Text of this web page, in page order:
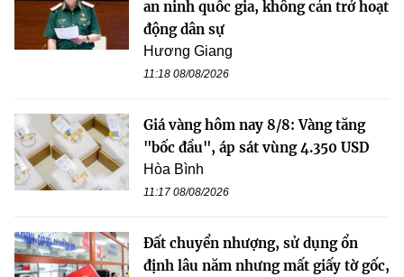
an ninh quốc gia, không cản trở hoạt
động dân sự
Hương Giang
11:18 08/08/2026
Giá vàng hôm nay 8/8: Vàng tăng
"bốc đầu", áp sát vùng 4.350 USD
Hòa Bình
11:17 08/08/2026
Đất chuyển nhượng, sử dụng ổn
định lâu năm nhưng mất giấy tờ gốc,